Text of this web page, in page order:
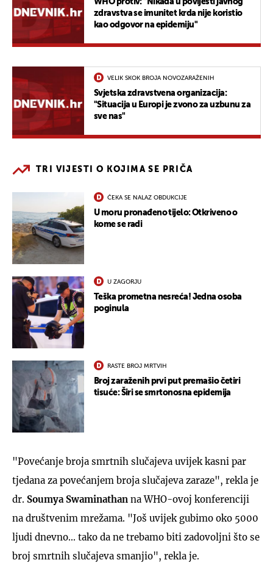
zdravstva se imunitet krda nije koristio
kao odgovor na epidemiju"
VELIK SKOK BROJA NOVOZARAŽENIH
Svjetska zdravstvena organizacija:
"Situacija u Europi je zvono za uzbunu za
sve nas"
TRI VIJESTI O KOJIMA SE PRIČA
ČEKA SE NALAZ OBDUKCIJE
U moru pronađeno tijelo: Otkriveno o
kome se radi
U ZAGORJU
Teška prometna nesreća! Jedna osoba
poginula
RASTE BROJ MRTVIH
Broj zaraženih prvi put premašio četiri
tisuće: Širi se smrtonosna epidemija
"Povećanje broja smrtnih slučajeva uvijek kasni par
tjedana za povećanjem broja slučajeva zaraze", rekla je
dr. Soumya Swaminathan na WHO-ovoj konferenciji
na društvenim mrežama. "Još uvijek gubimo oko 5000
ljudi dnevno... tako da ne trebamo biti zadovoljni što se
broj smrtnih slučajeva smanjio", rekla je.